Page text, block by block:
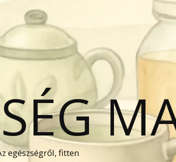
egészségről, fitten